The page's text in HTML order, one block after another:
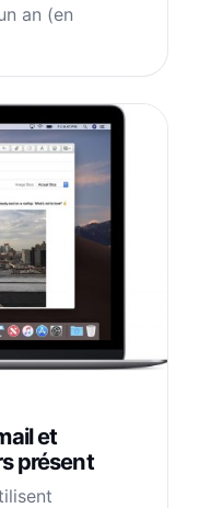
an (en
et
présent